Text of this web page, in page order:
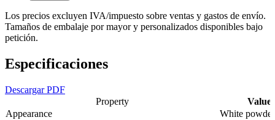
Los precios excluyen IVA/impuesto sobre ventas y gastos de envío.
Tamaños de embalaje por mayor y personalizados disponibles bajo
petición.
Especificaciones
Descargar PDF
Property
Value
Appearance
White powder